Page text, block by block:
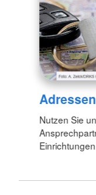
Adressen
Nutzen Sie